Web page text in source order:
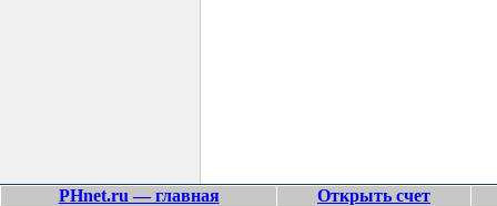
PHnet.ru — главная
Открыть счет